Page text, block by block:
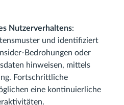
Nutzerverhaltens:
und identifiziert
oder
hinweisen, mittels
Fortschrittliche
eine kontinuierliche